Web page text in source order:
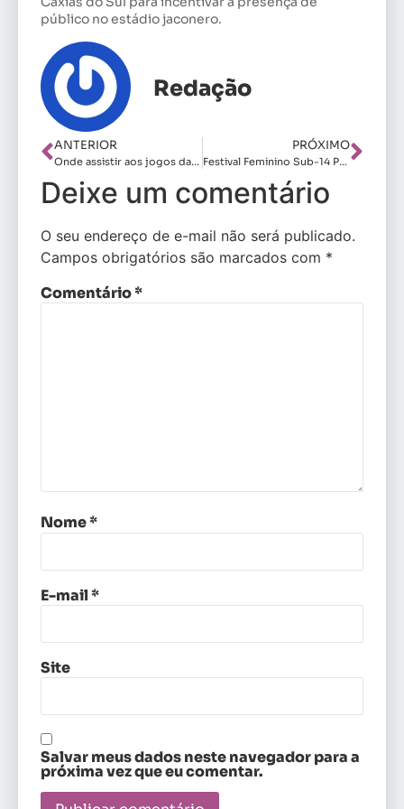
público no estádio jaconero.
Redação
ANTERIOR
Onde assistir aos jogos da 13ª rodada do Brasileirão Feminino A1
PRÓXIMO
Festival Feminino Sub-14 Petrobras fomenta o futebol feminino
Deixe um comentário
O seu endereço de e-mail não será publicado.
Campos obrigatórios são marcados com *
Comentário*
Nome*
E-mail*
Site
Salvar meus dados neste navegador para a
próxima vez que eu comentar.